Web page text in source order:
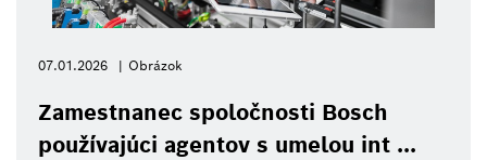
07.01.2026 Obrázok
Zamestnanec spoločnosti Bosch
používajúci agentov s umelou int ...